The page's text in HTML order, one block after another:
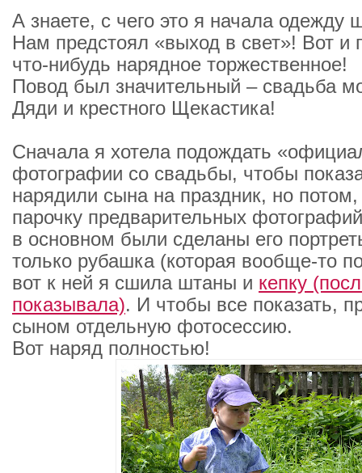
А знаете, с чего это я начала одежду
Нам предстоял «выход в свет»! Вот и
что-нибудь нарядное торжественное!
Повод был значительный – свадьба
Дяди и крестного Щекастика!
Сначала я хотела подождать
фотографии со свадьбы, чтобы
нарядили сына на праздник, но
парочку предварительных
в основном были сделаны его
только рубашка (которая вообще-то
вот к ней я сшила штаны и кепку
показывала). И чтобы все показать,
сыном отдельную фотосессию.
Вот наряд полностью!